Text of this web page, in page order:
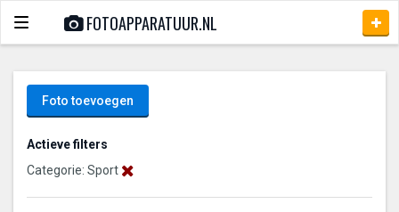
Toggle
navigation
FOTOAPPARATUUR.NL
Foto toevoegen
Actieve filters
Categorie: Sport